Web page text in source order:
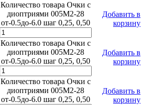
Количество товара Очки с
диоптриями 005M2-28
от-0.5до-6.0 шаг 0,25, 0,50
Добавить в
корзину
Количество товара Очки с
диоптриями 005M2-28
от-0.5до-6.0 шаг 0,25, 0,50
Добавить в
корзину
Количество товара Очки с
диоптриями 005M2-28
от-0.5до-6.0 шаг 0,25, 0,50
Добавить в
корзину